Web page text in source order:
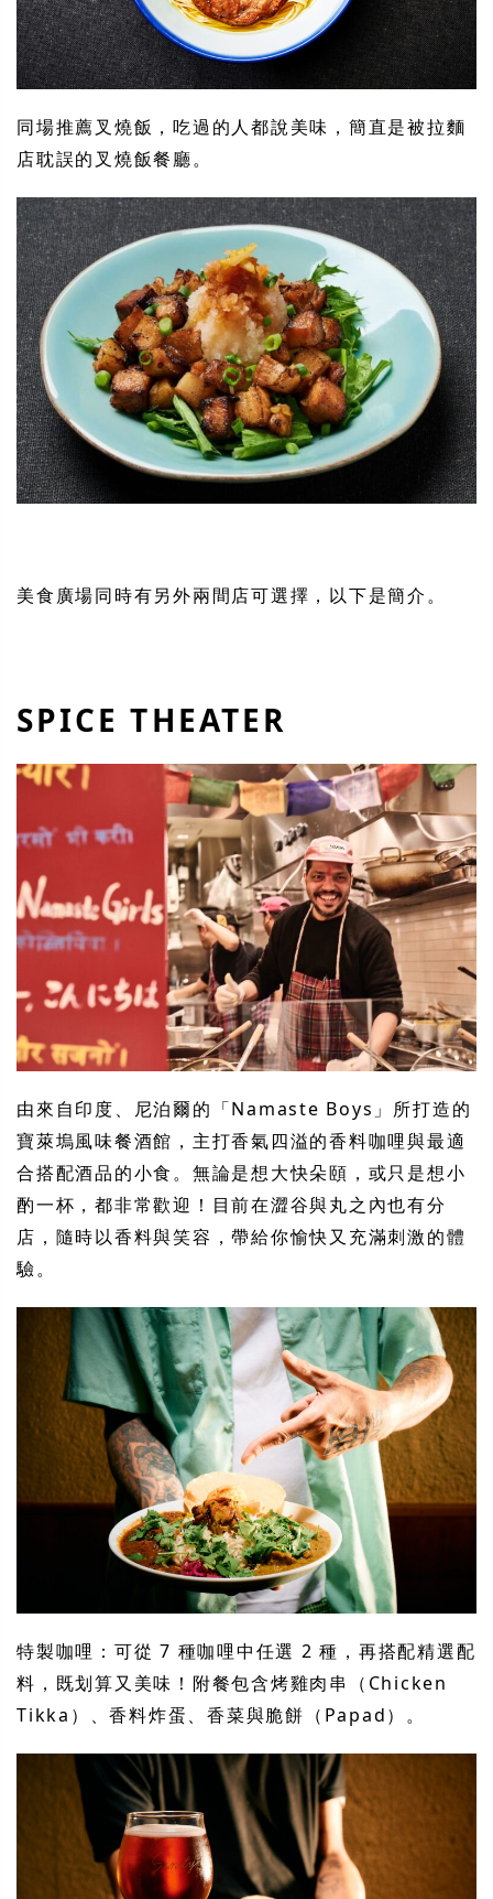
同場推薦叉燒飯，吃過的人都說美味，簡直是被拉麵
店耽誤的叉燒飯餐廳。
美食廣場同時有另外兩間店可選擇，以下是簡介。
SPICE THEATER
由來自印度、尼泊爾的「Namaste Boys」所打造的
寶萊塢風味餐酒館，主打香氣四溢的香料咖哩與最適
合搭配酒品的小食。無論是想大快朵頤，或只是想小
酌一杯，都非常歡迎！目前在澀谷與丸之內也有分
店，隨時以香料與笑容，帶給你愉快又充滿刺激的體
驗。
特製咖哩：可從 7 種咖哩中任選 2 種，再搭配精選配
料，既划算又美味！附餐包含烤雞肉串（Chicken
Tikka）、香料炸蛋、香菜與脆餅（Papad）。